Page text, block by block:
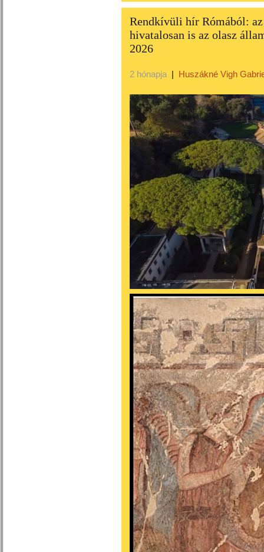
Rendkívüli hír Rómából:
hivatalosan is az olasz
2026
2 hónapja | Huszákné Vigh